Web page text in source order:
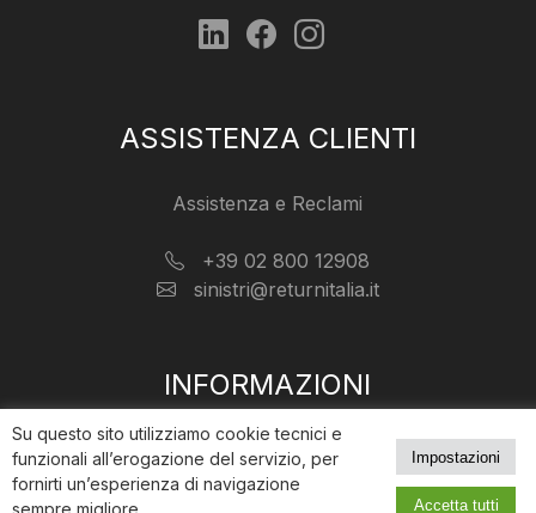
ASSISTENZA CLIENTI
Assistenza e Reclami
+39 02 800 12908
sinistri@returnitalia.it
INFORMAZIONI
Cookie Policy
Privacy Policy
Su questo sito utilizziamo cookie tecnici e
funzionali all’erogazione del servizio, per
fornirti un’esperienza di navigazione
sempre migliore.
Impostazioni
Accetta tutti